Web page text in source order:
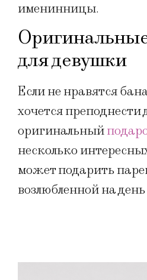
именинницы.
для девушки
Если не нравятся
хочется преподнести
оригинальный
несколько
может подарить
возлюбленной на